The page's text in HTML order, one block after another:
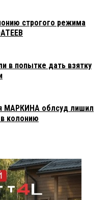
строгого режима
в попытке дать взятку
МАРКИНА облсуд лишил
в колонию